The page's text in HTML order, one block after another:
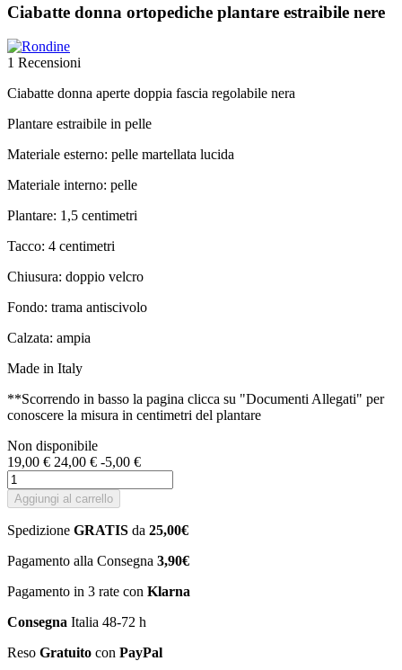
Ciabatte donna ortopediche plantare estraibile nere
1 Recensioni
Ciabatte donna aperte doppia fascia regolabile nera
Plantare estraibile in pelle
Materiale esterno: pelle martellata lucida
Materiale interno: pelle
Plantare: 1,5 centimetri
Tacco: 4 centimetri
Chiusura: doppio velcro
Fondo: trama antiscivolo
Calzata: ampia
Made in Italy
**Scorrendo in basso la pagina clicca su "Documenti Allegati" per
conoscere la misura in centimetri del plantare
Non disponibile
19,00 € 24,00 € -5,00 €
Aggiungi al carrello
Spedizione GRATIS da 25,00€
Pagamento alla Consegna 3,90€
Pagamento in 3 rate con Klarna
Consegna Italia 48-72 h
Reso Gratuito con PayPal